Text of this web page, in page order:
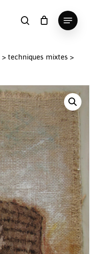
search
Menu
Fermer
le
> techniques mixtes >
Close